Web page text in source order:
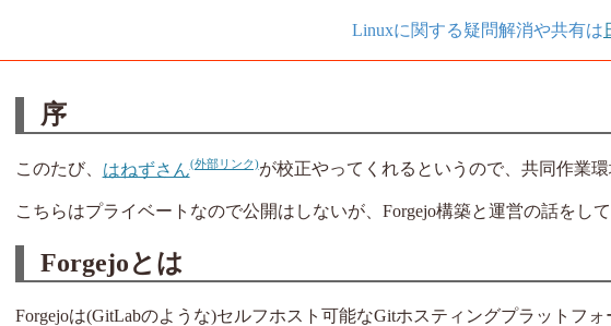
Linuxに関する疑問解消や共有は
序
このたび、 はねずさん が校正やってくれるというので、共同作業環
こちらはプライベートなので公開はしないが、Forgejo構築と運営の話をして
Forgejoとは
Forgejoは(GitLabのような)セルフホスト可能なGitホスティングプラットフ